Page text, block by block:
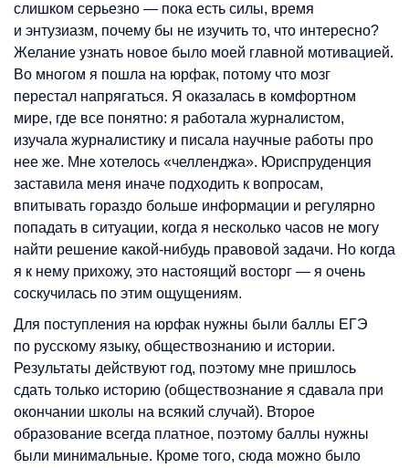
слишком серьезно — пока есть силы, время
и энтузиазм, почему бы не изучить то, что интересно?
Желание узнать новое было моей главной мотивацией.
Во многом я пошла на юрфак, потому что мозг
перестал напрягаться. Я оказалась в комфортном
мире, где все понятно: я работала журналистом,
изучала журналистику и писала научные работы про
нее же. Мне хотелось «челленджа». Юриспруденция
заставила меня иначе подходить к вопросам,
впитывать гораздо больше информации и регулярно
попадать в ситуации, когда я несколько часов не могу
найти решение какой-нибудь правовой задачи. Но когда
я к нему прихожу, это настоящий восторг — я очень
соскучилась по этим ощущениям.
Для поступления на юрфак нужны были баллы ЕГЭ
по русскому языку, обществознанию и истории.
Результаты действуют год, поэтому мне пришлось
сдать только историю (обществознание я сдавала при
окончании школы на всякий случай). Второе
образование всегда платное, поэтому баллы нужны
были минимальные. Кроме того, сюда можно было